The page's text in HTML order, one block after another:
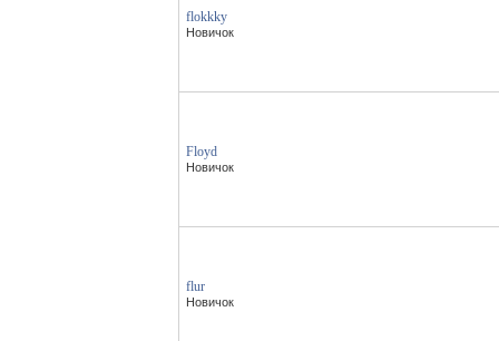
flokkky
Новичок
Floyd
Новичок
flur
Новичок